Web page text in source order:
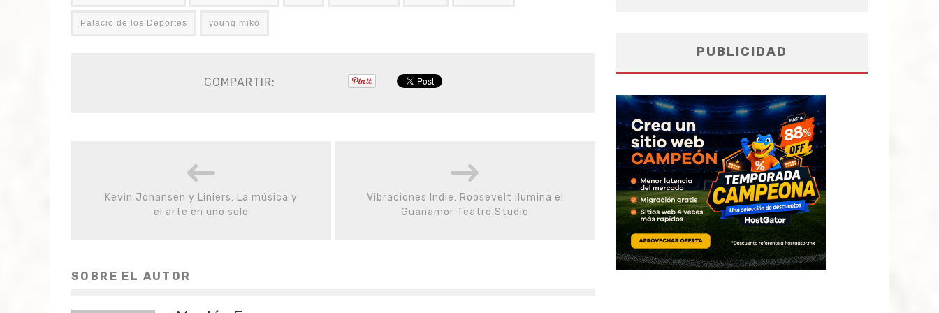
Palacio de los Deportes young miko
COMPARTIR:
Kevin Johansen y Liniers: La música y
el arte en uno solo
Vibraciones Indie: Roosevelt ilumina el
Guanamor Teatro Studio
SOBRE EL AUTOR
PUBLICIDAD